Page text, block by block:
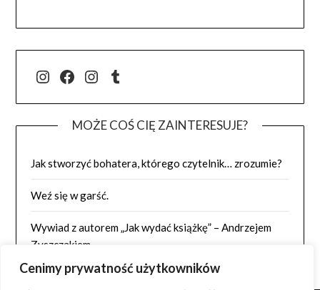
Cenimy prywatność użytkowników
@j.luszynska
Facebook
@pisadlo_luszynska
Tumblr
MOŻE COŚ CIĘ ZAINTERESUJE?
Jak stworzyć bohatera, którego czytelnik… zrozumie?
Weź się w garść.
Wywiad z autorem „Jak wydać książkę” – Andrzejem
Zyszczakiem